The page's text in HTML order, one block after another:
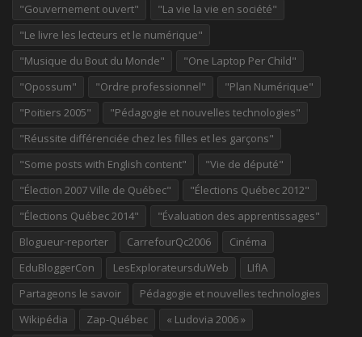
"Gouvernement ouvert"
"La vie la vie en société"
"Le livre les lecteurs et le numérique"
"Musique du Bout du Monde"
"One Laptop Per Child"
"Opossum"
"Ordre professionnel"
"Plan Numérique"
"Poitiers 2005"
"Pédagogie et nouvelles technologies"
"Réussite différenciée chez les filles et les garçons"
"Some posts with English content"
"Vie de député"
"Élection 2007 Ville de Québec"
"Élections Québec 2012"
"Élections Québec 2014"
"Évaluation des apprentissages"
Blogueur-reporter
CarrefourQc2006
Cinéma
EduBloggerCon
LesExplorateursduWeb
LIfIA
Partageons le savoir
Pédagogie et nouvelles technologies
Wikipédia
Zap-Québec
« Ludovia 2006 »